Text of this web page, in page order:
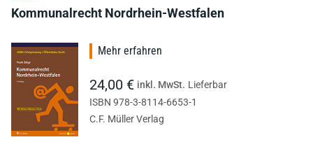
Kommunalrecht Nordrhein-Westfalen
Mehr erfahren
24,00 € inkl. MwSt. Lieferbar
ISBN 978-3-8114-6653-1
C.F. Müller Verlag